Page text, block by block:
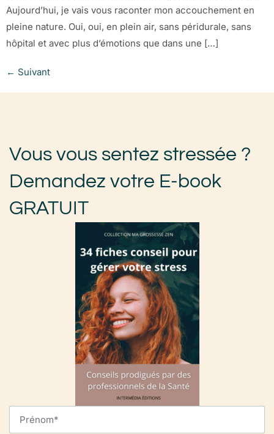
Aujourd’hui, je vais vous raconter mon accouchement en
pleine nature. Oui, oui, en plein air, sans péridurale, sans
hôpital et avec plus d’émotions que dans une […]
← Suivant
Vous vous sentez stressée ?
Demandez votre E-book
GRATUIT